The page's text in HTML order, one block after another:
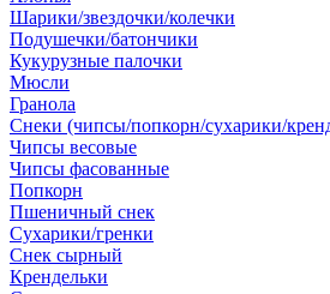
Шарики/звездочки/колечки
Подушечки/батончики
Кукурузные палочки
Мюсли
Гранола
Снеки (чипсы/попкорн/сухарики/
Чипсы весовые
Чипсы фасованные
Попкорн
Пшеничный снек
Сухарики/гренки
Снек сырный
Крендельки